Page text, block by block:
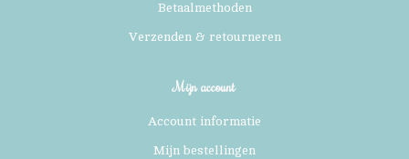
Betaalmethoden
Verzenden & retourneren
Mijn account
Account informatie
Mijn bestellingen